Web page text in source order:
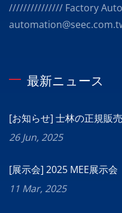
/////////////// Factory
最新ニュース
[お知らせ] 士林の正規販
26 Jun, 2025
[展示会] 2025 MEE展示会
11 Mar, 2025